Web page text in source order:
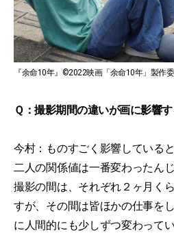
『余命10年』©2022映画「余命10年」製作
Ｑ：撮影期間の違いが画に影響す
今村：ものすごく影響している
二人の関係値は一番変わったん
撮影の間は、それぞれ２ヶ月く
すが、その間は皆ほかの仕事を
に人間的にも少しずつ変わって